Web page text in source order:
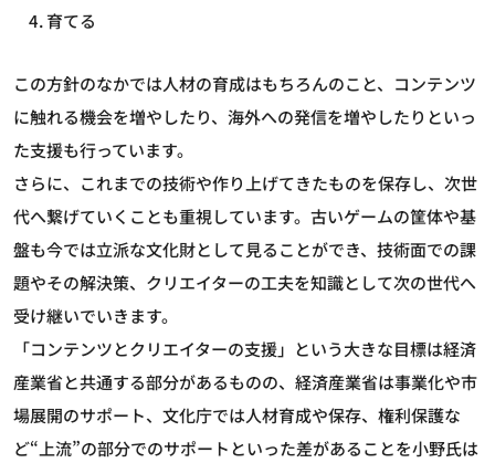
育てる
この方針のなかでは人材の育成はもちろんのこと、コンテンツ
に触れる機会を増やしたり、海外への発信を増やしたりといっ
た支援も行っています。
さらに、これまでの技術や作り上げてきたものを保存し、次世
代へ繋げていくことも重視しています。古いゲームの筐体や基
盤も今では立派な文化財として見ることができ、技術面での課
題やその解決策、クリエイターの工夫を知識として次の世代へ
受け継いでいきます。
「コンテンツとクリエイターの支援」という大きな目標は経済
産業省と共通する部分があるものの、経済産業省は事業化や市
場展開のサポート、文化庁では人材育成や保存、権利保護な
ど“上流”の部分でのサポートといった差があることを小野氏は